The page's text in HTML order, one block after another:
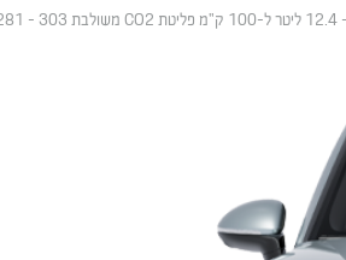
פליטת CO2 משולבת 303 - 281 גרם לקילומטר